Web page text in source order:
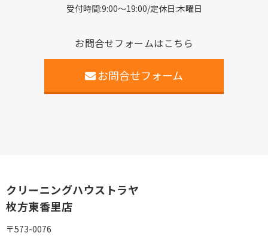
受付時間:9:00〜19:00/定休日:木曜日
お問合せフォームはこちら
お問合せフォーム
クリーニングハウストラヤ
枚方東香里店
〒573-0076